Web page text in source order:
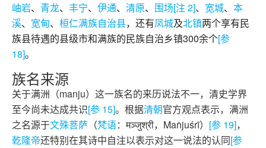
岫岩、 青龙、 丰宁、 伊通、 清原、 围场[注 2]、 宽城、 本
溪、 宽甸、 桓仁满族自治县，还有凤城及北镇两个享有民
族县待遇的县级市和满族的民族自治乡镇300余个[参
18]。
族名来源
关于满洲（manju）这一族名的来历说法不一，清史学界
至今尚未达成共识[参 15]。根据清朝官方观点表示，满洲
之名源于文殊菩萨 （梵语：मञ्जुश्री，Maṅjuśrī） [参 19]，
乾隆帝还特别在其诗中自注以表示对这一说法的认同[参